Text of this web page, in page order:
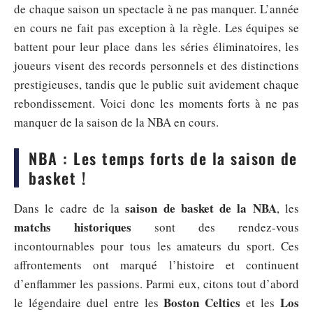
de chaque saison un spectacle à ne pas manquer. L’année
en cours ne fait pas exception à la règle. Les équipes se
battent pour leur place dans les séries éliminatoires, les
joueurs visent des records personnels et des distinctions
prestigieuses, tandis que le public suit avidement chaque
rebondissement. Voici donc les moments forts à ne pas
manquer de la saison de la NBA en cours.
NBA : Les temps forts de la saison de
basket !
Dans le cadre de lasaison de basket de la NBA, les
matchs historiques sont des rendez-vous
incontournables pour tous les amateurs du sport. Ces
affrontements ont marqué l’histoire et continuent
d’enflammer les passions. Parmi eux, citons tout d’abord
le légendaire duel entre lesBoston Celtics et lesLos